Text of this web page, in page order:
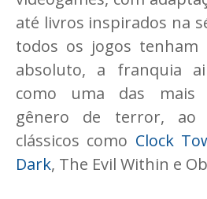
até livros inspirados na
todos os jogos tenham
absoluto, a franquia
como uma das mais
gênero de terror, ao
clássicos como Clock
Dark, The Evil Within e